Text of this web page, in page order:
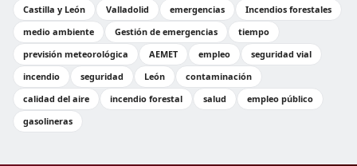
Castilla y León Valladolid emergencias
Incendios forestales
medio ambiente
Gestión de emergencias
tiempo
previsión meteorológica
AEMET empleo
seguridad vial
incendio
seguridad León
contaminación
calidad del aire
incendio forestal salud
empleo público
gasolineras